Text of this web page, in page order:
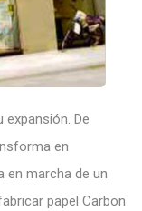
expansión. De
en
en marcha de un
papel Carbon